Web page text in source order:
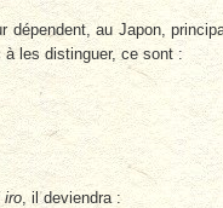
dépendent, au Japon,
les distinguer, ce sont :
iro , il deviendra :